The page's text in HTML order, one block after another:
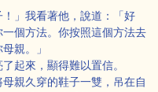
！」我看著他，說道：「好
個方法。你按照這個方法去
親。」
起來，顯得難以置信。
親久穿的鞋子一雙，吊在自